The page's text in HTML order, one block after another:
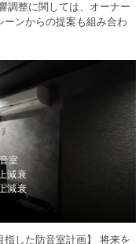
調整に関しては、オーナー
ンからの提案も組み合わ
室
減衰
減衰
指した防音室計画】 将来を